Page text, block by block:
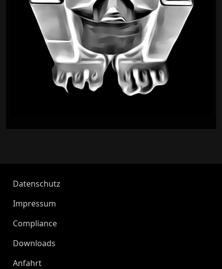
Datenschutz
Impressum
Compliance
Downloads
Anfahrt